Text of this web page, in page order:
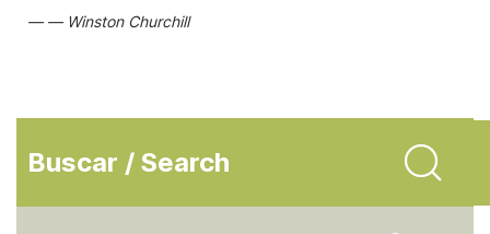
Winston Churchill
Buscar / Search